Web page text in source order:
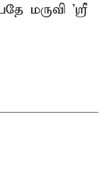
மருவி 'ஸ்ரீ